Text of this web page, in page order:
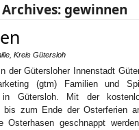
Archives:gewinnen
Kreis Gütersloh
der Gütersloher Innenstadt
(gtm) Familien und
in Gütersloh. Mit der
bis zum Ende der Osterferien
Osterhasen geschnappt